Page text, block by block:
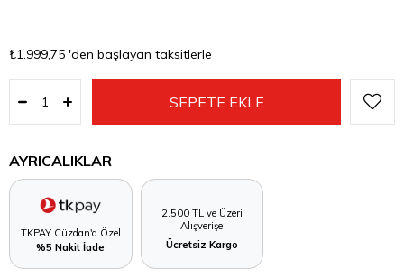
₺1.999,75 'den başlayan taksitlerle
AYRICALIKLAR
TKPAY Cüzdan'a Özel
%5 Nakit İade
2.500 TL ve Üzeri
Alışverişe
Ücretsiz Kargo